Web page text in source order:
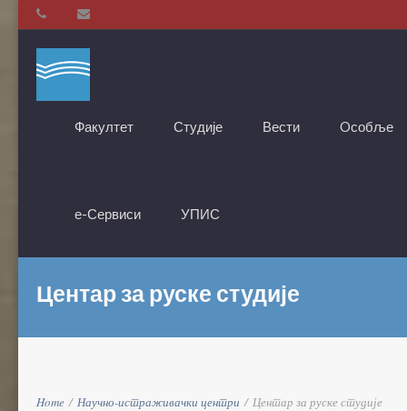
Факултет Студије Вести Oсобље
е-Сервиси УПИС
Центар за руске студије
Home / Научно-истраживачки центри / Центар за руске студије